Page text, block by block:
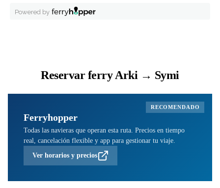
Reservar ferry Arki → Symi
RECOMENDADO
Ferryhopper
Todas las navieras que operan esta ruta. Precios en tiempo
real, cancelación flexible y app para gestionar tu viaje.
Ver horarios y precios